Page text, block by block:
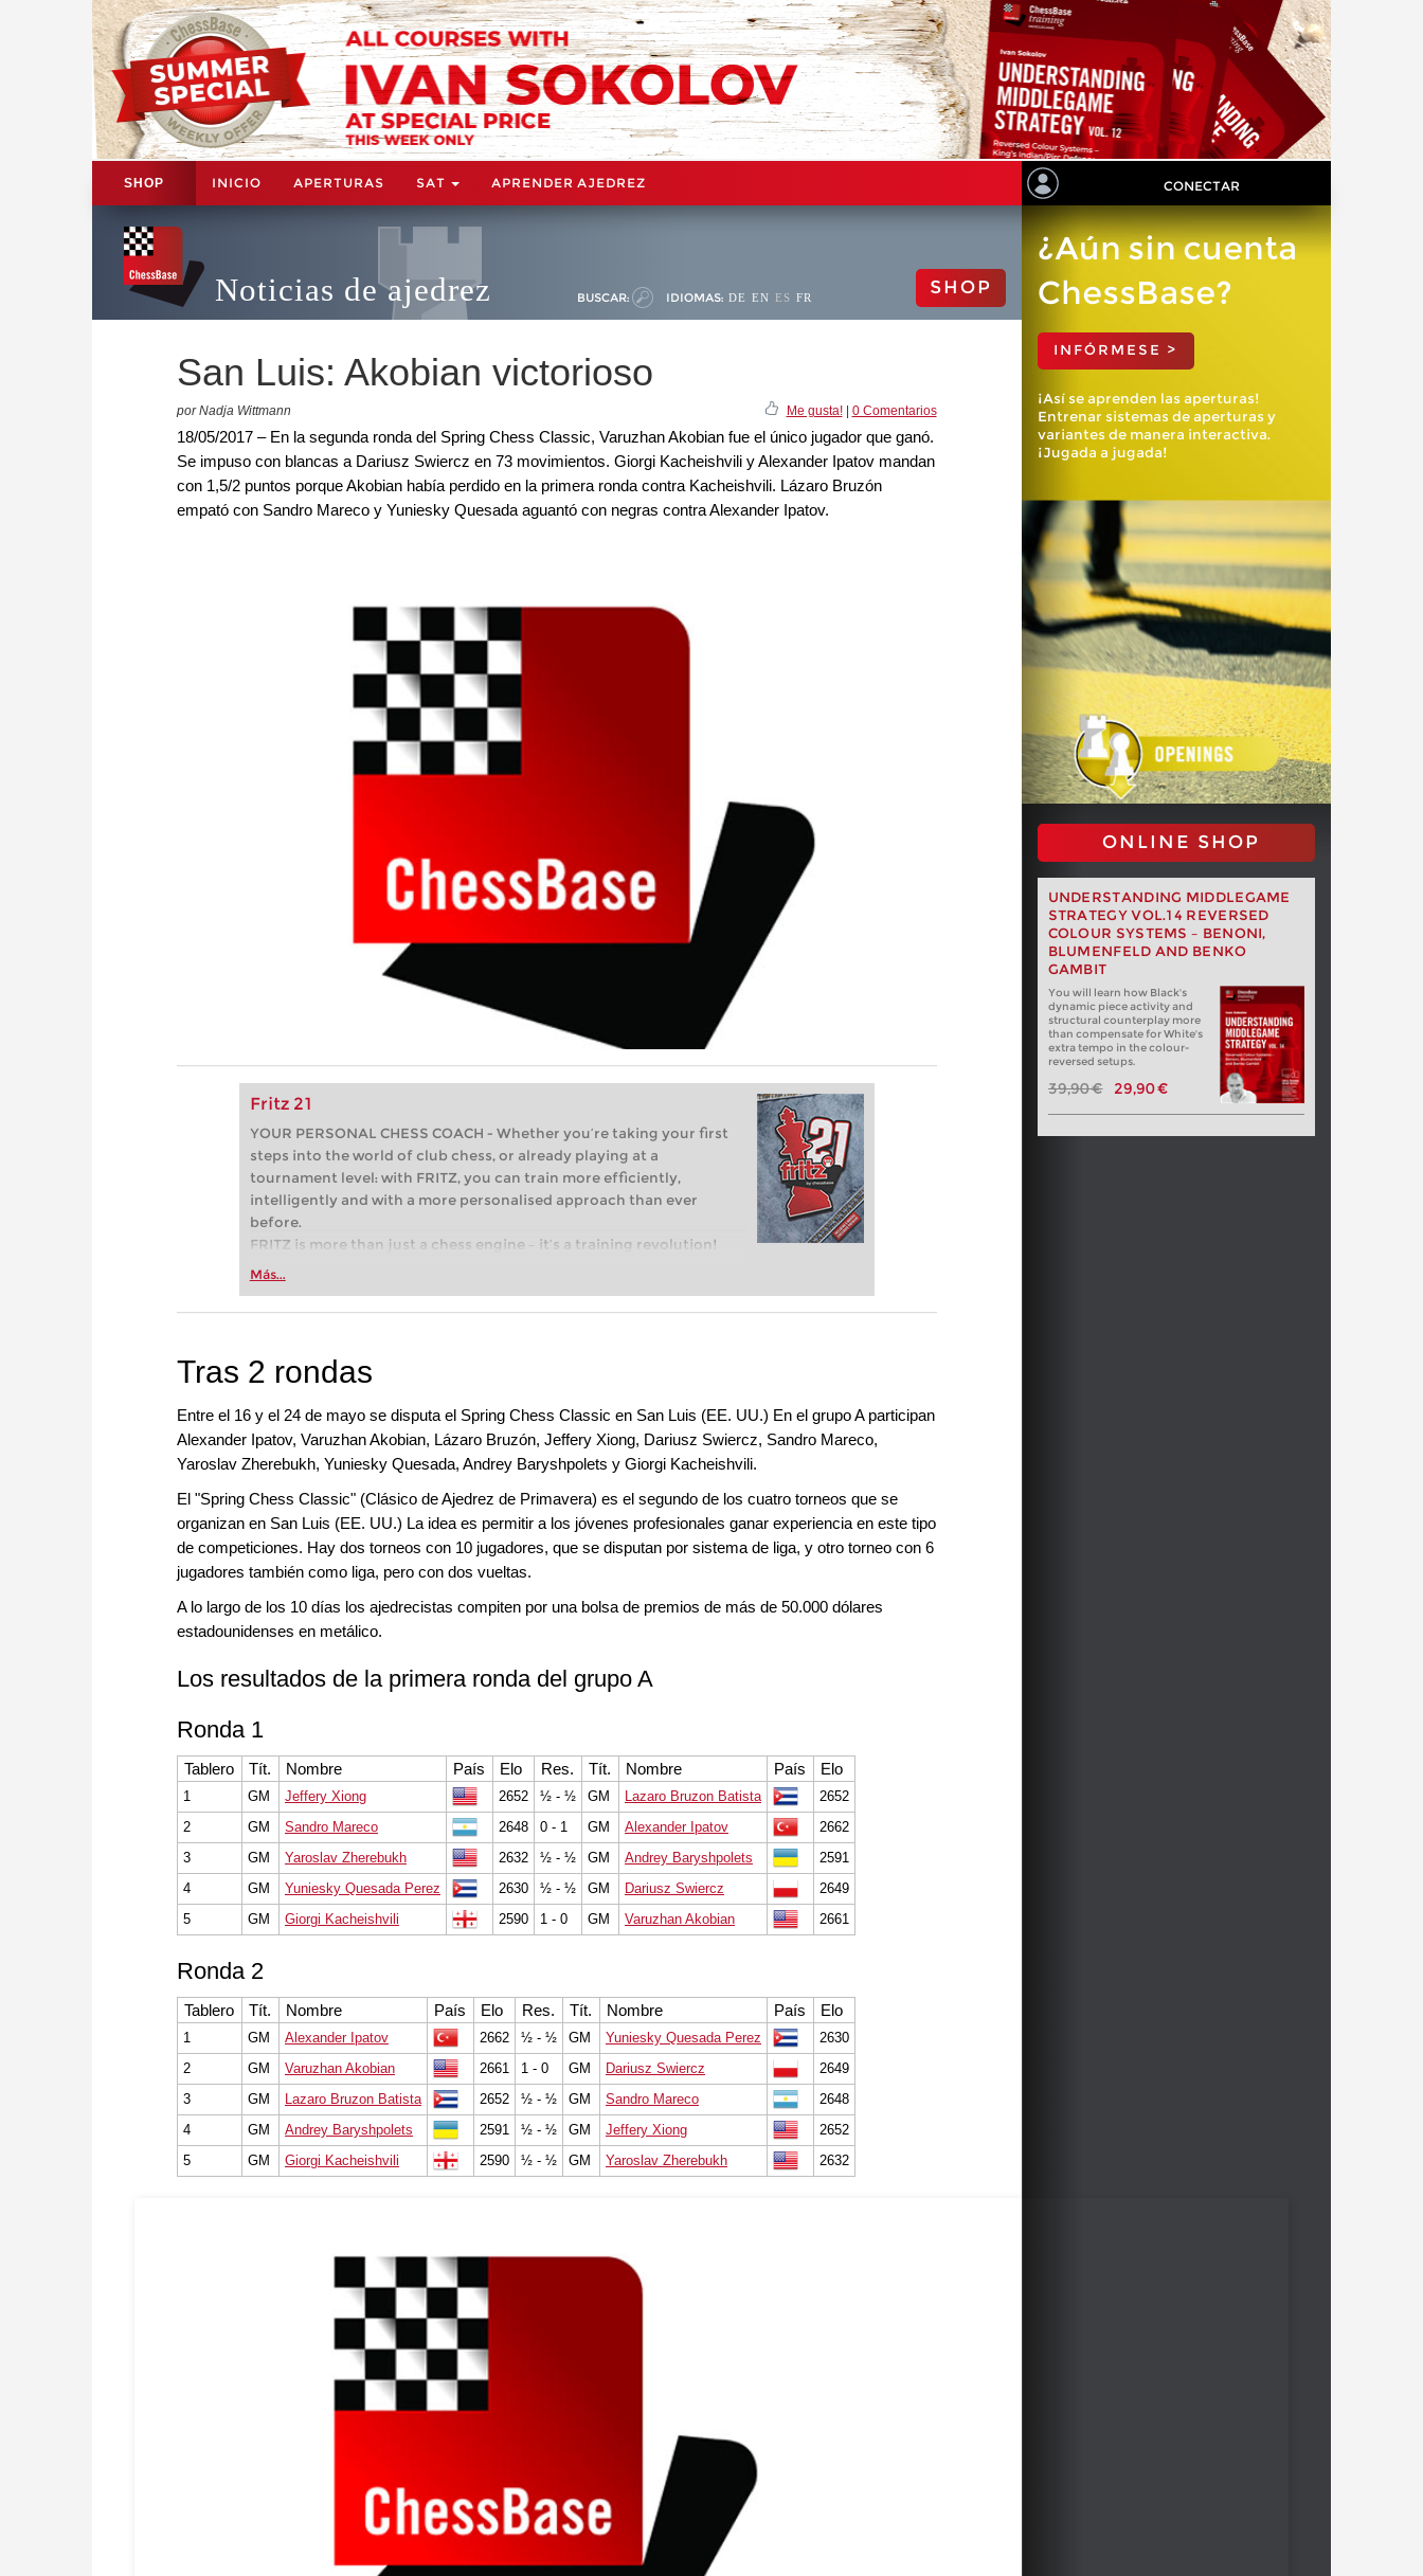
SHOP INICIO APERTURAS SAT APRENDER AJEDREZ CONECTAR
Noticias de ajedrez BUSCAR: IDIOMAS: DE EN ES FR SHOP
San Luis: Akobian victorioso
por Nadja Wittmann Me gusta!| 0 Comentarios
18/05/2017 – En la segunda ronda del Spring Chess Classic, Varuzhan Akobian fue el único jugador que ganó.
Se impuso con blancas a Dariusz Swiercz en 73 movimientos. Giorgi Kacheishvili y Alexander Ipatov mandan
con 1,5/2 puntos porque Akobian había perdido en la primera ronda contra Kacheishvili. Lázaro Bruzón
empató con Sandro Mareco y Yuniesky Quesada aguantó con negras contra Alexander Ipatov.
Fritz 21
YOUR PERSONAL CHESS COACH - Whether you’re taking your first
steps into the world of club chess, or already playing at a
tournament level: with FRITZ, you can train more efficiently,
intelligently and with a more personalised approach than ever
before.
FRITZ is more than just a chess engine – it’s a training revolution!
Whether you’re taking your first steps into the world of club chess,
more efficiently, intelligently and with a more personalised
Más...
¿Aún sin cuenta
ChessBase?
INFÓRMESE >
¡Así se aprenden las aperturas!
Entrenar sistemas de aperturas y
variantes de manera interactiva.
¡Jugada a jugada!
ONLINE SHOP
UNDERSTANDING MIDDLEGAME
STRATEGY VOL.14 REVERSED
COLOUR SYSTEMS – BENONI,
BLUMENFELD AND BENKO
GAMBIT
You will learn how Black's
dynamic piece activity and
structural counterplay more
than compensate for White's
extra tempo in the colour-
reversed setups.
39,90 € 29,90 €
Tras 2 rondas
Entre el 16 y el 24 de mayo se disputa el Spring Chess Classic en San Luis (EE. UU.) En el grupo A participan
Alexander Ipatov, Varuzhan Akobian, Lázaro Bruzón, Jeffery Xiong, Dariusz Swiercz, Sandro Mareco,
Yaroslav Zherebukh, Yuniesky Quesada, Andrey Baryshpolets y Giorgi Kacheishvili.
El "Spring Chess Classic" (Clásico de Ajedrez de Primavera) es el segundo de los cuatro torneos que se
organizan en San Luis (EE. UU.) La idea es permitir a los jóvenes profesionales ganar experiencia en este tipo
de competiciones. Hay dos torneos con 10 jugadores, que se disputan por sistema de liga, y otro torneo con 6
jugadores también como liga, pero con dos vueltas.
A lo largo de los 10 días los ajedrecistas compiten por una bolsa de premios de más de 50.000 dólares
estadounidenses en metálico.
Los resultados de la primera ronda del grupo A
Ronda 1
Tablero Tít. Nombre País Elo Res. Tít. Nombre País Elo
1 GM Jeffery Xiong 2652 ½ - ½ GM Lazaro Bruzon Batista
2652
2
GM Sandro Mareco 2648 0 - 1 GM Alexander Ipatov
2662
3
GM Yaroslav Zherebukh 2632 ½ - ½ GM Andrey Baryshpolets
2591
4
GM Yuniesky Quesada Perez 2630 ½ - ½ GM Dariusz Swiercz
2649
5
GM Giorgi Kacheishvili 2590 1 - 0 GM Varuzhan Akobian 2661
Ronda 2
Tablero Tít. Nombre País Elo Res. Tít. Nombre País Elo
1 GM Alexander Ipatov 2662 ½ - ½ GM Yuniesky Quesada Perez
2630
2
GM Varuzhan Akobian 2661 1 - 0 GM Dariusz Swiercz
2649
3
GM Lazaro Bruzon Batista 2652 ½ - ½ GM Sandro Mareco
2648
4
GM Andrey Baryshpolets 2591 ½ - ½ GM Jeffery Xiong
2652
5
GM Giorgi Kacheishvili 2590 ½ - ½ GM Yaroslav Zherebukh 2632